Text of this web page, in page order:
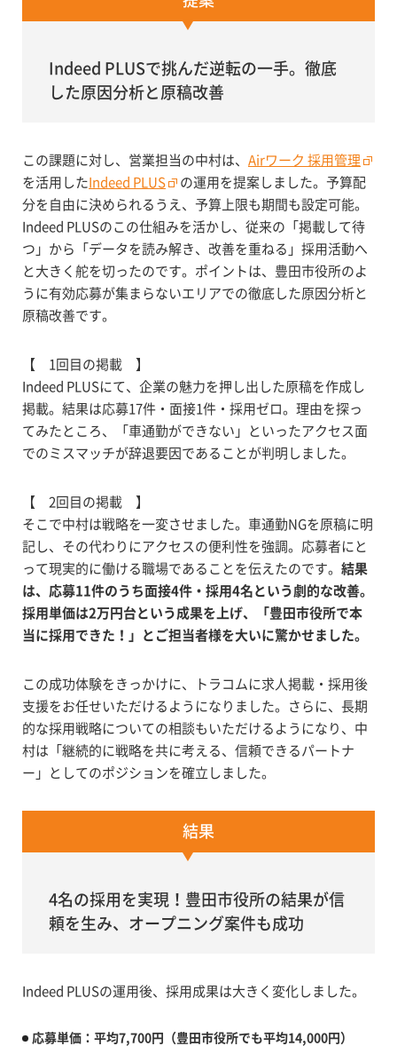
Indeed PLUSで挑んだ逆転の一手。徹底
した原因分析と原稿改善
この課題に対し、営業担当の中村は、 Airワーク 採用管理
を活用した Indeed PLUS
の運用を提案しました。予算配
分を自由に決められるうえ、予算上限も期間も設定可能。
Indeed PLUSのこの仕組みを活かし、従来の「掲載して待
つ」から「データを読み解き、改善を重ねる」採用活動へ
と大きく舵を切ったのです。ポイントは、豊田市役所のよ
うに有効応募が集まらないエリアでの徹底した原因分析と
原稿改善です。
【 1回目の掲載 】
Indeed PLUSにて、企業の魅力を押し出した原稿を作成し
掲載。結果は応募17件・面接1件・採用ゼロ。理由を探っ
てみたところ、「車通勤ができない」といったアクセス面
でのミスマッチが辞退要因であることが判明しました。
【 2回目の掲載 】
そこで中村は戦略を一変させました。車通勤NGを原稿に明
記し、その代わりにアクセスの便利性を強調。応募者にと
って現実的に働ける職場であることを伝えたのです。 結果
は、応募11件のうち面接4件・採用4名という劇的な改善。
採用単価は2万円台という成果を上げ、「豊田市役所で本
当に採用できた！」とご担当者様を大いに驚かせました。
この成功体験をきっかけに、トラコムに求人掲載・採用後
支援をお任せいただけるようになりました。さらに、長期
的な採用戦略についての相談もいただけるようになり、中
村は「継続的に戦略を共に考える、信頼できるパートナ
ー」としてのポジションを確立しました。
結果
4名の採用を実現！豊田市役所の結果が信
頼を生み、オープニング案件も成功
Indeed PLUSの運用後、採用成果は大きく変化しました。
応募単価：平均7,700円（豊田市役所でも平均14,000円）